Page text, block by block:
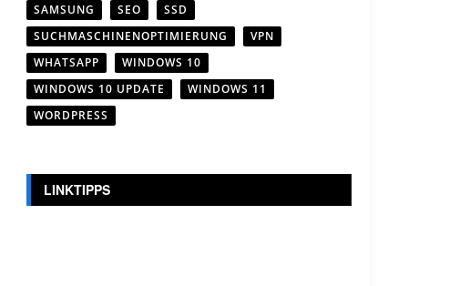
SAMSUNG
SEO
SSD
SUCHMASCHINENOPTIMIERUNG
VPN
WHATSAPP
WINDOWS 10
WINDOWS 10 UPDATE
WINDOWS 11
WORDPRESS
LINKTIPPS